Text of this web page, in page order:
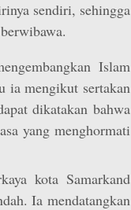
sendiri, sehingga
Islam
ia mengikut sertakan
dikatakan bahwa
yang menghormati
kota Samarkand
Ia mendatangkan